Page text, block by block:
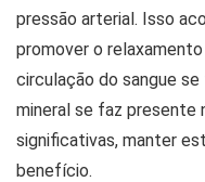
pressão arterial. Isso
promover o
circulação do sangue
mineral se faz presente
significativas, manter
benefício.